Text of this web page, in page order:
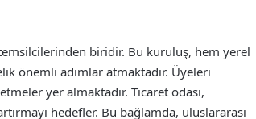
biridir. Bu kuruluş, hem yerel
önemli adımlar atmaktadır. Üyeleri
yer almaktadır. Ticaret odası,
hedefler. Bu bağlamda, uluslararası